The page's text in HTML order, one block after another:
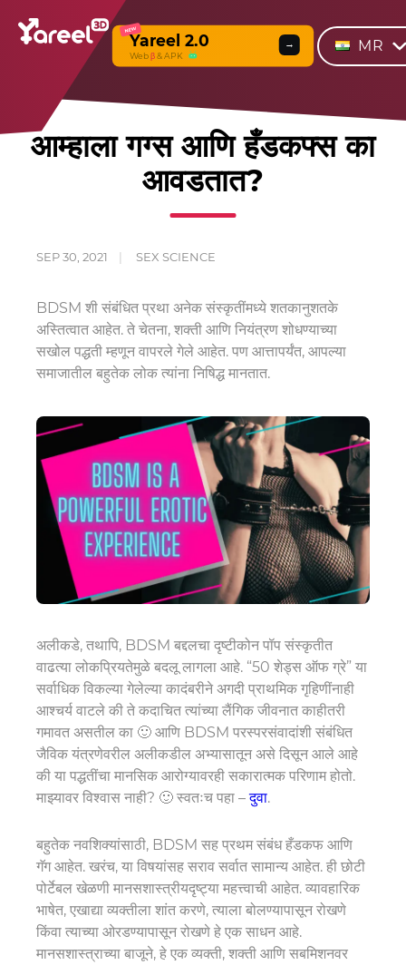
NEW
Yareel 2.0
Webβ & APK
→ MR
आम्हाला गग्स आणि हँडकफ्स का
आवडतात?
SEP 30, 2021 SEX SCIENCE
BDSM शी संबंधित प्रथा अनेक संस्कृतींमध्ये शतकानुशतके
अस्तित्वात आहेत. ते चेतना, शक्ती आणि नियंत्रण शोधण्याच्या
सखोल पद्धती म्हणून वापरले गेले आहेत. पण आत्तापर्यंत, आपल्या
समाजातील बहुतेक लोक त्यांना निषिद्ध मानतात.
अलीकडे, तथापि, BDSM बद्दलचा दृष्टीकोन पॉप संस्कृतीत
वाढत्या लोकप्रियतेमुळे बदलू लागला आहे. “50 शेड्स ऑफ ग्रे” या
सर्वाधिक विकल्या गेलेल्या कादंबरीने अगदी प्राथमिक गृहिणींनाही
आश्चर्य वाटले की ते कदाचित त्यांच्या लैंगिक जीवनात काहीतरी
गमावत असतील का 🙂 आणि BDSM परस्परसंवादांशी संबंधित
जैविक यंत्रणेवरील अलीकडील अभ्यासातून असे दिसून आले आहे
की या पद्धतींचा मानसिक आरोग्यावरही सकारात्मक परिणाम होतो.
माझ्यावर विश्वास नाही? 🙂 स्वतःच पहा –दुवा.
बहुतेक नवशिक्यांसाठी, BDSM सह प्रथम संबंध हँडकफ आणि
गॅग आहेत. खरंच, या विषयांसह सराव सर्वात सामान्य आहेत. ही छोटी
पोर्टेबल खेळणी मानसशास्त्रीयदृष्ट्या महत्त्वाची आहेत. व्यावहारिक
भाषेत, एखाद्या व्यक्तीला शांत करणे, त्याला बोलण्यापासून रोखणे
किंवा त्याच्या ओरडण्यापासून रोखणे हे एक साधन आहे.
मानसशास्त्राच्या बाजूने, हे एक व्यक्ती, शक्ती आणि सबमिशनवर